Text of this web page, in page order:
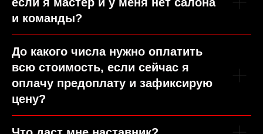
Длительность
Вы управляете салоном красоты и не
видите роста уже долгое время
ВЛАДЕЛЬЦЕВ BEAUTY-
БИЗНЕСА
и команды?
До какого числа нужно оплатить
всю стоимость, если сейчас я
оплачу предоплату и зафиксирую
цену?